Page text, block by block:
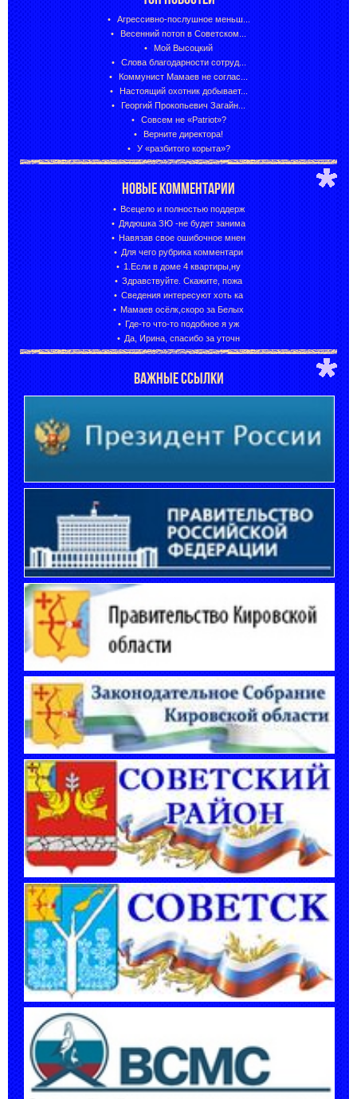
Агрессивно-послушное меньш...
Весенний потоп в Советском...
Мой Высоцкий
Слова благодарности сотруд...
Коммунист Мамаев не соглас...
Настоящий охотник добывает...
Георгий Прокопьевич Загайн...
Совсем не «Patriot»?
Верните директора!
У «разбитого корыта»?
НОВЫЕ КОММЕНТАРИИ
Всецело и полностью поддерж
Дядюшка ЗЮ -не будет занима
Навязав свое ошибочное мнен
Для чего рубрика комментари
1.Если в доме 4 квартиры,ну
Здравствуйте. Скажите, пожа
Сведения интересуют хоть ка
Мамаев осёлк,скоро за Белых
Где-то что-то подобное я уж
Да, Ирина, спасибо за уточн
ВАЖНЫЕ ССЫЛКИ